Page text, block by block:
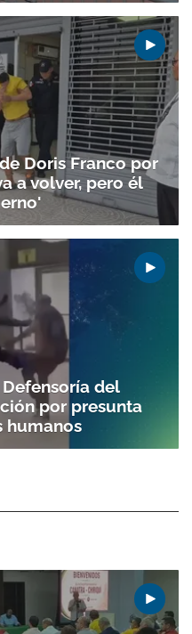
Doris Franco por
a volver, pero él
del
por presunta
humanos